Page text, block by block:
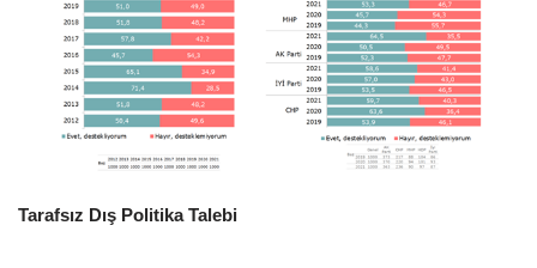
Tarafsız Dış Politika Talebi